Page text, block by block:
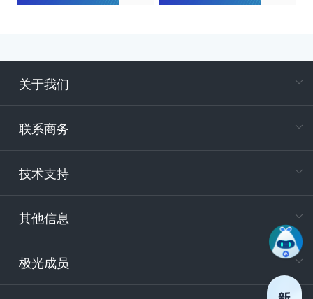
小米
是什
关于我们
联系商务
技术支持
其他信息
极光成员
电
400-
技